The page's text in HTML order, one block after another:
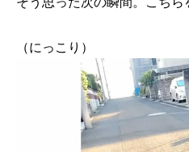
（にっこり）